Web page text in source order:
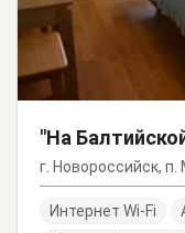
"На
г. Новороссийск,
Интернет Wi-Fi